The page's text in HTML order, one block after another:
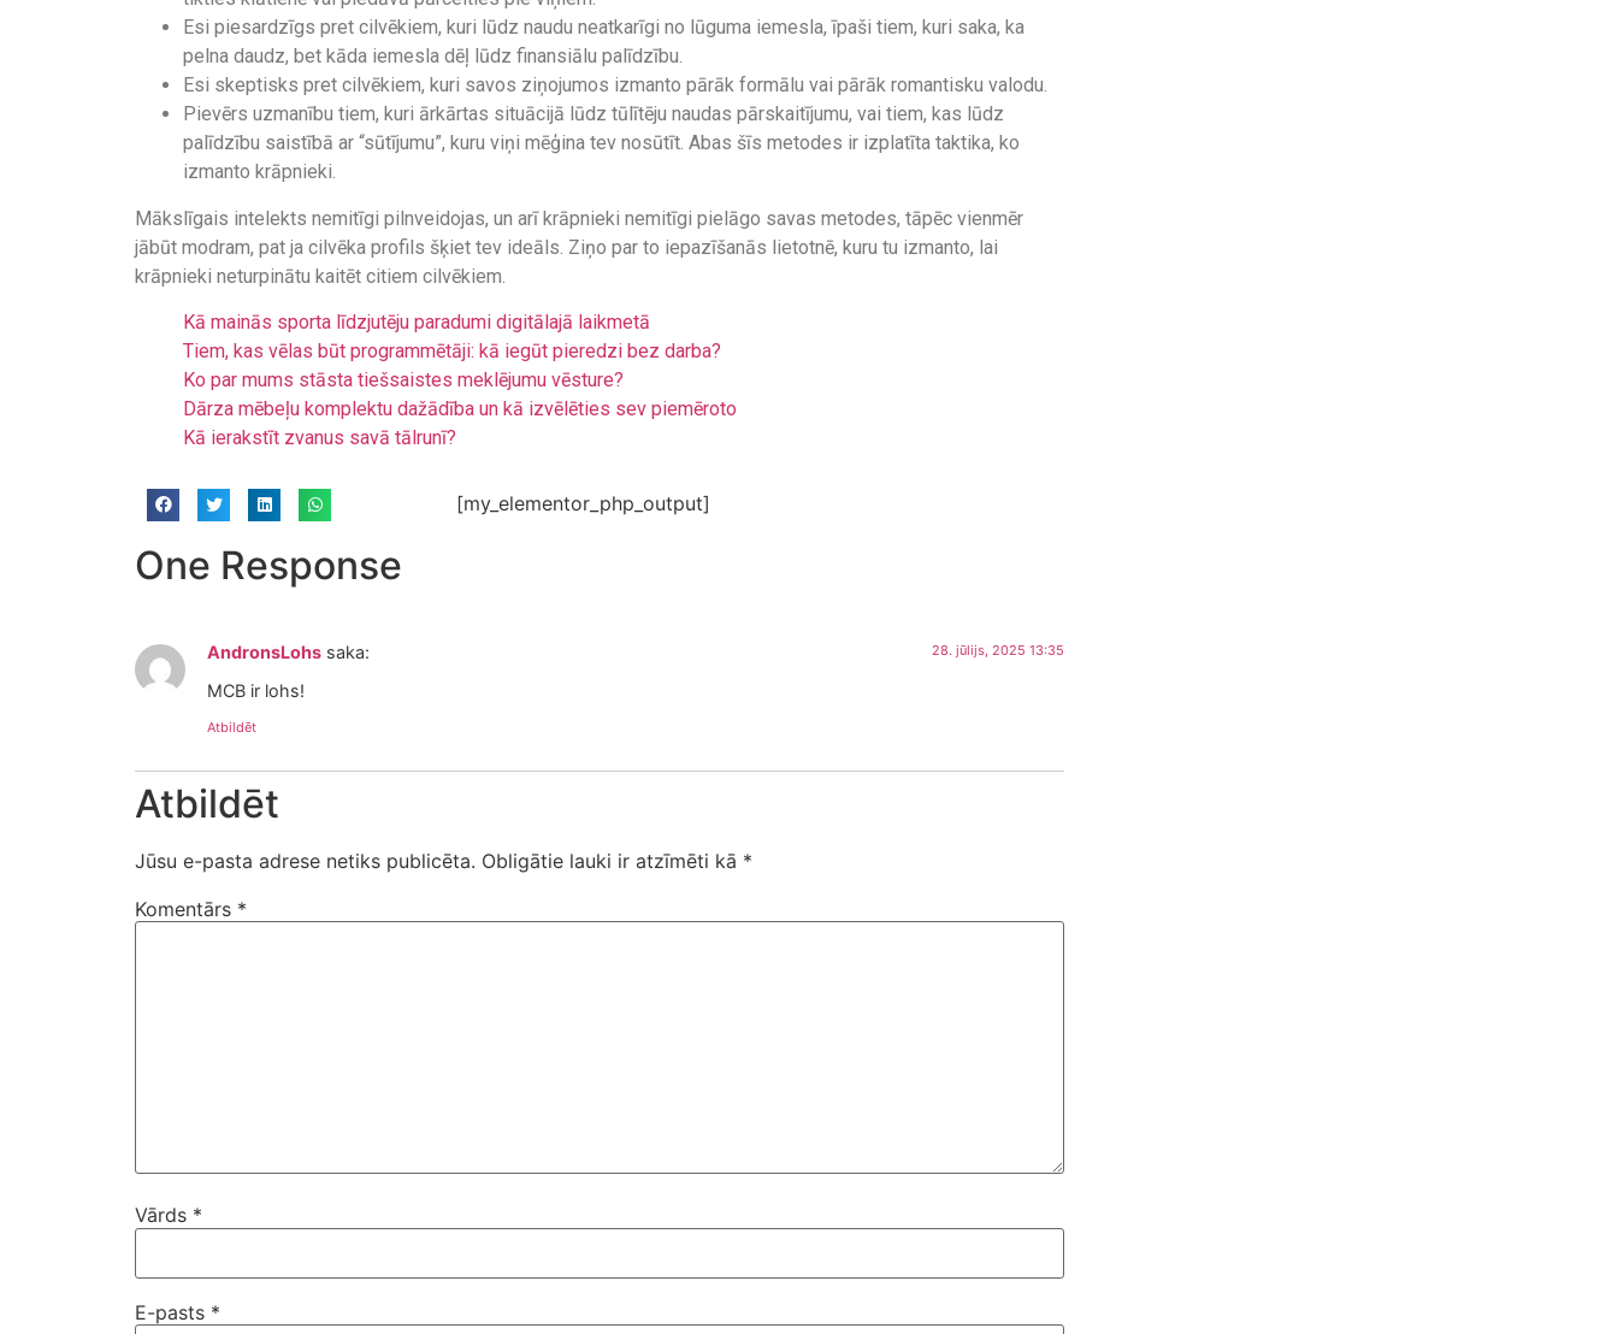
Esi piesardzīgs pret cilvēkiem, kuri lūdz naudu neatkarīgi no lūguma iemesla, īpaši tiem, kuri saka, ka
pelna daudz, bet kāda iemesla dēļ lūdz finansiālu palīdzību.
Esi skeptisks pret cilvēkiem, kuri savos ziņojumos izmanto pārāk formālu vai pārāk romantisku valodu.
Pievērs uzmanību tiem, kuri ārkārtas situācijā lūdz tūlītēju naudas pārskaitījumu, vai tiem, kas lūdz
palīdzību saistībā ar “sūtījumu”, kuru viņi mēģina tev nosūtīt. Abas šīs metodes ir izplatīta taktika, ko
izmanto krāpnieki.
Mākslīgais intelekts nemitīgi pilnveidojas, un arī krāpnieki nemitīgi pielāgo savas metodes, tāpēc vienmēr
jābūt modram, pat ja cilvēka profils šķiet tev ideāls. Ziņo par to iepazīšanās lietotnē, kuru tu izmanto, lai
krāpnieki neturpinātu kaitēt citiem cilvēkiem.
Kā mainās sporta līdzjutēju paradumi digitālajā laikmetā
Tiem, kas vēlas būt programmētāji: kā iegūt pieredzi bez darba?
Ko par mums stāsta tiešsaistes meklējumu vēsture?
Dārza mēbeļu komplektu dažādība un kā izvēlēties sev piemēroto
Kā ierakstīt zvanus savā tālrunī?
[my_elementor_php_output]
One Response
AndronsLohs saka: 28. jūlijs, 2025 13:35
MCB ir lohs!
Atbildēt
Atbildēt
Jūsu e-pasta adrese netiks publicēta. Obligātie lauki ir atzīmēti kā *
Komentārs *
Vārds *
E-pasts *